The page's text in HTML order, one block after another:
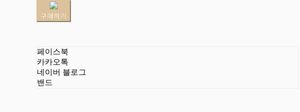
구매하기
페이스북
카카오톡
네이버 블로그
밴드